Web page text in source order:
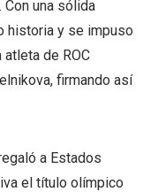
una sólida
historia y se impuso
atleta de ROC
firmando así
a Estados
el título olímpico